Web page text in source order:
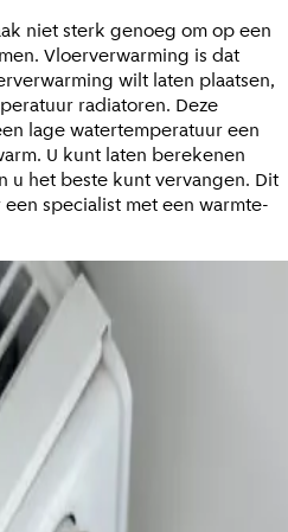
niet sterk genoeg om op een
Vloerverwarming is dat
wilt laten plaatsen,
radiatoren. Deze
lage watertemperatuur een
U kunt laten berekenen
u het beste kunt vervangen. Dit
specialist met een warmte-